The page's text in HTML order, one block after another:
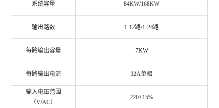
系统容量 84KW/168KW
输出路数 1-12路/1-24路
每路输出容量 7KW
每路输出电流 32A单相
输入电压范围
（V/AC）
220±15%